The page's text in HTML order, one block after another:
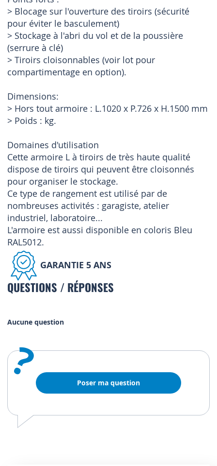
> Blocage sur l'ouverture des tiroirs (sécurité
pour éviter le basculement)
> Stockage à l'abri du vol et de la poussière
(serrure à clé)
> Tiroirs cloisonnables (voir lot pour
compartimentage en option).
Dimensions:
> Hors tout armoire : L.1020 x P.726 x H.1500 mm
> Poids : kg.
Domaines d'utilisation
Cette armoire L à tiroirs de très haute qualité
dispose de tiroirs qui peuvent être cloisonnés
pour organiser le stockage.
Ce type de rangement est utilisé par de
nombreuses activités : garagiste, atelier
industriel, laboratoire...
L'armoire est aussi disponible en coloris Bleu
RAL5012.
GARANTIE 5 ANS
QUESTIONS / RÉPONSES
Aucune question
? Poser ma question